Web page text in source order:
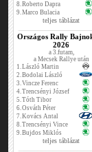
8.Roberto Dapra
9.Marco Bulacia
teljes táblázat
Országos Rally
2026
a 3.futam,
a Mecsek Rallye után
1.László Martin
2.Bodolai László
3.Vincze Ferenc
4.Trencsényi József
5.Tóth Tibor
6.Osváth Péter
7.Kovács Antal
8.Trencsényi Vince
9.Bujdos Miklós
teljes táblázat